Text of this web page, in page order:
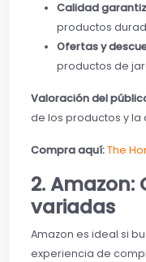
Calidad
productos
Ofertas y
productos de
Valoración del
de los productos y la
Compra aquí:The
2. Amazon:
variadas
Amazon es ideal si
experiencia de